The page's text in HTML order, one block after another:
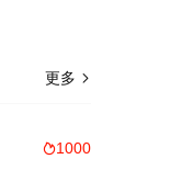
更多 
1000